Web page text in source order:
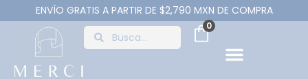
ENVÍO GRATIS A PARTIR DE $2,790 MXN DE COMPRA
0